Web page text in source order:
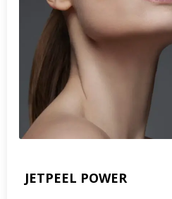
JETPEEL POWER